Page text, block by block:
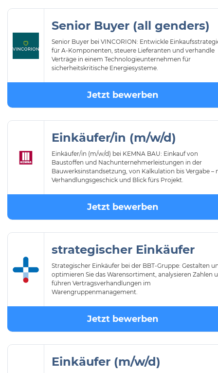
Senior Buyer (all genders)
Senior Buyer bei VINCORION: Entwickle
für A-Komponenten, steuere Lieferanten und verhandle
Verträge in einem Technologieunternehmen für
sicherheitskritische Energiesysteme.
Jetzt bewerben
Einkäufer/in (m/w/d)
Einkäufer/in (m/w/d) bei KEMNA BAU: Einkauf von
Baustoffen und Nachunternehmerleistungen in der
Bauwerksinstandsetzung, von Kalkulation bis Vergabe –
Verhandlungsgeschick und Blick fürs Projekt.
Jetzt bewerben
strategischer Einkäufer
Strategischer Einkäufer bei der BBT-Gruppe: Gestalten
optimieren Sie das Warensortiment, analysieren Zahlen
führen Vertragsverhandlungen im
Warengruppenmanagement.
Jetzt bewerben
Einkäufer (m/w/d)